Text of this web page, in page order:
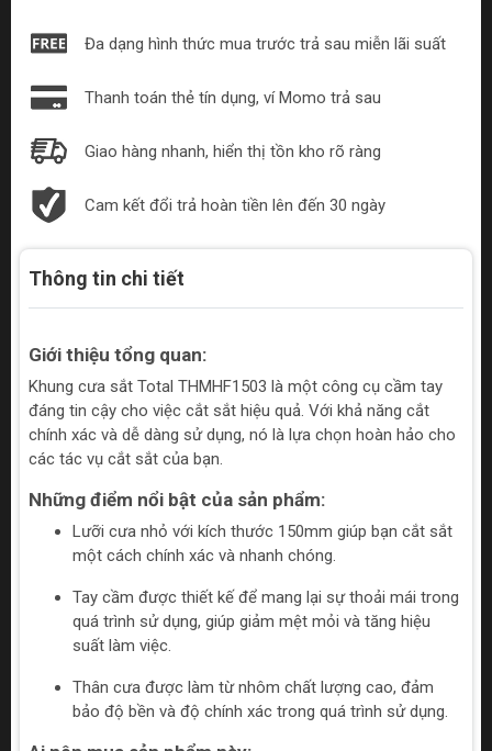
Đa dạng hình thức mua trước trả sau miễn lãi suất
Thanh toán thẻ tín dụng, ví Momo trả sau
Giao hàng nhanh, hiển thị tồn kho rõ ràng
Cam kết đổi trả hoàn tiền lên đến 30 ngày
Thông tin chi tiết
Giới thiệu tổng quan:
Khung cưa sắt Total THMHF1503 là một công cụ cầm tay
đáng tin cậy cho việc cắt sắt hiệu quả. Với khả năng cắt
chính xác và dễ dàng sử dụng, nó là lựa chọn hoàn hảo cho
các tác vụ cắt sắt của bạn.
Những điểm nổi bật của sản phẩm:
Lưỡi cưa nhỏ với kích thước 150mm giúp bạn cắt sắt
một cách chính xác và nhanh chóng.
Tay cầm được thiết kế để mang lại sự thoải mái trong
quá trình sử dụng, giúp giảm mệt mỏi và tăng hiệu
suất làm việc.
Thân cưa được làm từ nhôm chất lượng cao, đảm
bảo độ bền và độ chính xác trong quá trình sử dụng.